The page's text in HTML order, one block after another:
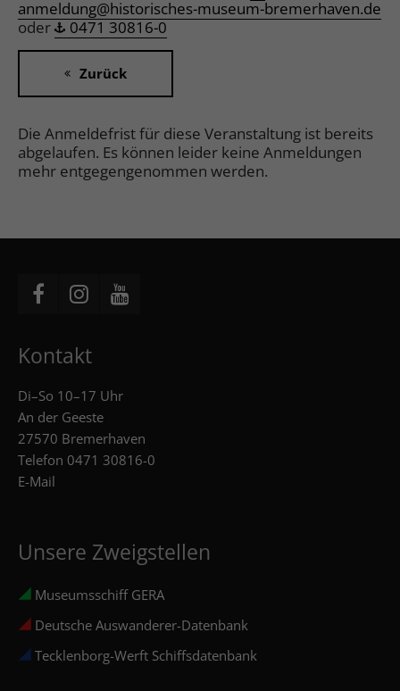
anmeldung@historisches-museum-bremerhaven.de
oder
0471 30816-0
Zurück
Die Anmeldefrist für diese Veranstaltung ist bereits
abgelaufen. Es können leider keine Anmeldungen
mehr entgegengenommen werden.
Kontakt
Di–So 10–17 Uhr
An der Geeste
27570 Bremerhaven
Telefon 0471 30816-0
E-Mail
Unsere Zweigstellen
Museumsschiff GERA
Deutsche Auswanderer-Datenbank
Tecklenborg-Werft Schiffsdatenbank